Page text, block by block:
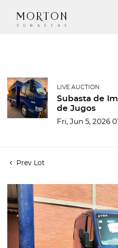
LIVE AUCTION
Subasta de
de Jugos
Fri, Jun 5, 2026
Prev Lot